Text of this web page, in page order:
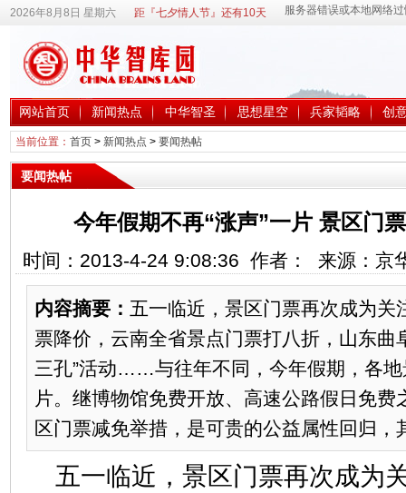
2026年8月8日 星期六 距『七夕情人节』还有10天
网站首页 新闻热点 中华智圣 思想星空 兵家韬略 创
当前位置： 首页> 新闻热点 > 要闻热帖
要闻热帖
今年假期不再“涨声”一片 景区门
时间：2013-4-24 9:08:36 作者： 来源：京
内容摘要： 五一临近，景区门票再次成为关
票降价，云南全省景点门票打八折，山东曲
三孔”活动……与往年不同，今年假期，各地
片。继博物馆免费开放、高速公路假日免费
区门票减免举措，是可贵的公益属性回归，
五一临近，景区门票再次成为